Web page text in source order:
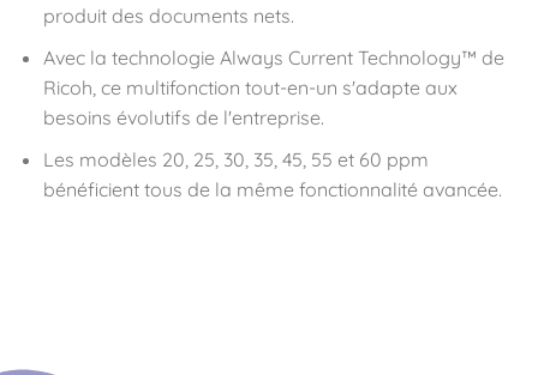
produit des documents nets.
Avec la technologie Always Current Technology™ de
Ricoh, ce multifonction tout-en-un s'adapte aux
besoins évolutifs de l'entreprise.
Les modèles 20, 25, 30, 35, 45, 55 et 60 ppm
bénéficient tous de la même fonctionnalité avancée.